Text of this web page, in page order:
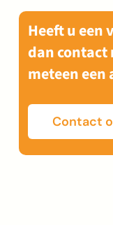
Heeft u een
dan contact
meteen
Contact